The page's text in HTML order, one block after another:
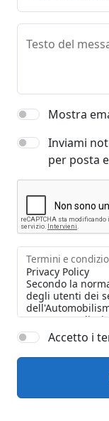
Testo del
Mostra
Inviami
per posta
Termini e
Accetto i